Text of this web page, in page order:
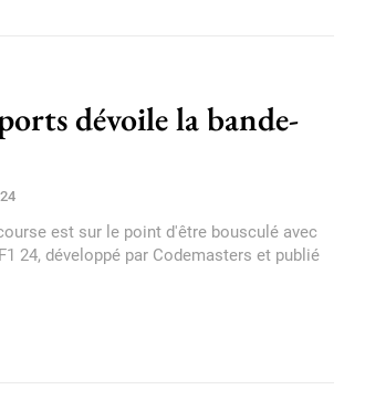
dévoile la bande-
est sur le point d'être bousculé avec
24, développé par Codemasters et publié